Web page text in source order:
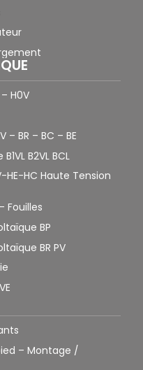
H0V
BR – BC – BE
B2VL BCL
HE-HC Haute Tension
Fouilles
BP
BR PV
– Montage /